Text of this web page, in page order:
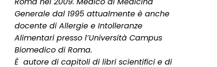
Generale dal 1995 attualmente è anche
docente di Allergie e Intolleranze
Alimentari presso l’Università Campus
Biomedico di Roma.
È autore di capitoli di libri scientifici e di